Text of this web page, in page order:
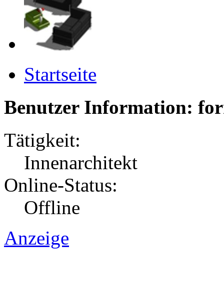
Startseite
Benutzer Information:
Tätigkeit:
Innenarchitekt
Online-Status:
Offline
Anzeige